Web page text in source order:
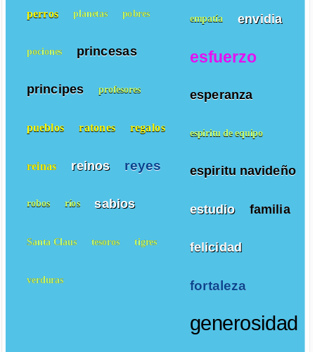
empatía envidia
esfuerzo
esperanza
espiritu de equipo
espiritu navideño
estudio familia
felicidad
fortaleza
generosidad
perros planetas pobres
pociones princesas
principes profesores
pueblos ratones regalos
reinas reinos reyes
robos ríos sabios
Santa Claus tesoros tigres
verduras